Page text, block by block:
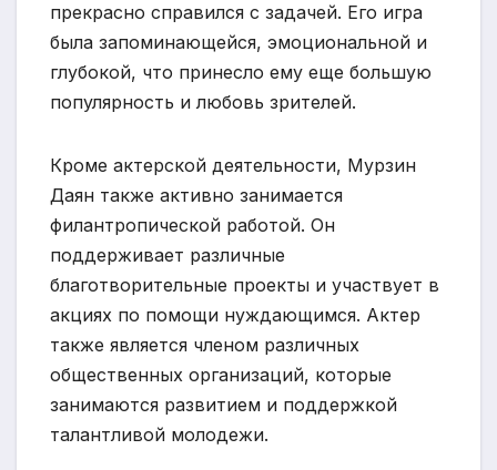
прекрасно справился с задачей. Его игра
была запоминающейся, эмоциональной и
глубокой, что принесло ему еще большую
популярность и любовь зрителей.
Кроме актерской деятельности, Мурзин
Даян также активно занимается
филантропической работой. Он
поддерживает различные
благотворительные проекты и участвует в
акциях по помощи нуждающимся. Актер
также является членом различных
общественных организаций, которые
занимаются развитием и поддержкой
талантливой молодежи.